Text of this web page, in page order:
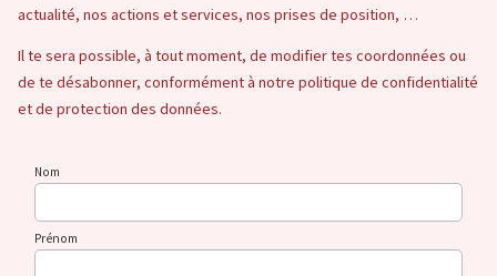
actualité, nos actions et services, nos prises de position, …
Il te sera possible, à tout moment, de modifier tes coordonnées ou
de te désabonner, conformément à notre politique de confidentialité
et de protection des données.
Nom
Prénom